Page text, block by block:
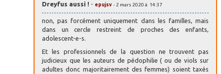
Dreyfus aussi ! - epujsv - 2 mars 2020 à 14:37
non, pas forcément uniquement dans les familles, mais
dans un cercle restreint de proches des enfants,
adolescent-e-s.
Et les professionnels de la question ne trouvent pas
judicieux que les auteurs de pédophilie ( ou de viols sur
adultes donc majoritairement des femmes) soient taxés